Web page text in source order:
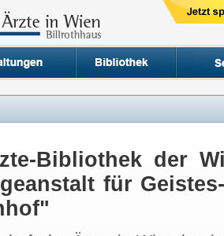
Bibliothek der
für